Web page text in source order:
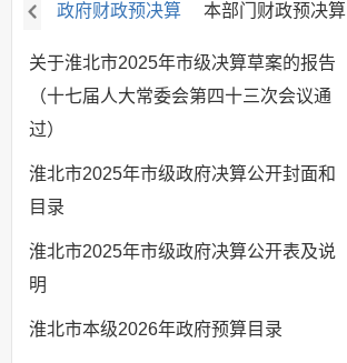
政府财政预决算 本部门财政预决算
关于淮北市2025年市级决算草案的报告
（十七届人大常委会第四十三次会议通
过）
淮北市2025年市级政府决算公开封面和
目录
淮北市2025年市级政府决算公开表及说
明
淮北市本级2026年政府预算目录